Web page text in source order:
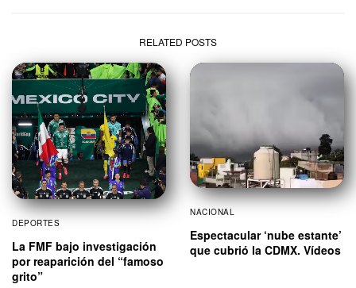
RELATED POSTS
DEPORTES
La FMF bajo investigación
por reaparición del “famoso
grito”
NACIONAL
Espectacular ‘nube estante’
que cubrió la CDMX. Vídeos